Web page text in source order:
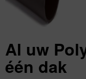
Al uw
één dak